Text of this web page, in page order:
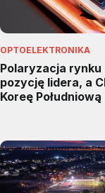
OPTOELEKTRONIKA
Polaryzacja rynku
pozycję lidera, a
Koreę Południową